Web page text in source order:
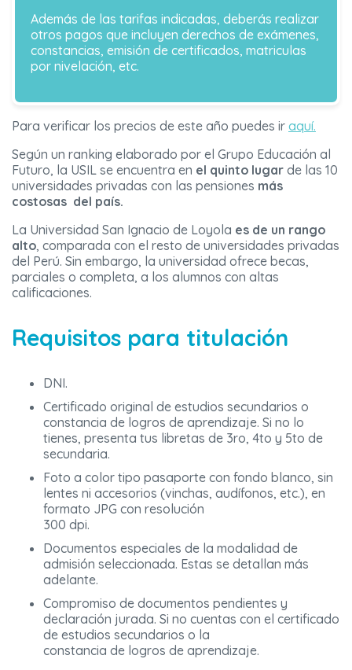
Además de las tarifas indicadas, deberás realizar
otros pagos que incluyen derechos de exámenes,
constancias, emisión de certificados, matriculas
por nivelación, etc.
Para verificar los precios de este año puedes ir aquí.
Según un ranking elaborado por el Grupo Educación al
Futuro, la USIL se encuentra en el quinto lugar de las 10
universidades privadas con las pensiones más
costosas del país.
La Universidad San Ignacio de Loyola es de un rango
alto, comparada con el resto de universidades privadas
del Perú. Sin embargo, la universidad ofrece becas,
parciales o completa, a los alumnos con altas
calificaciones.
Requisitos para titulación
DNI.
Certificado original de estudios secundarios o
constancia de logros de aprendizaje. Si no lo
tienes, presenta tus libretas de 3ro, 4to y 5to de
secundaria.
Foto a color tipo pasaporte con fondo blanco, sin
lentes ni accesorios (vinchas, audífonos, etc.), en
formato JPG con resolución
300 dpi.
Documentos especiales de la modalidad de
admisión seleccionada. Estas se detallan más
adelante.
Compromiso de documentos pendientes y
declaración jurada. Si no cuentas con el certificado
de estudios secundarios o la
constancia de logros de aprendizaje.